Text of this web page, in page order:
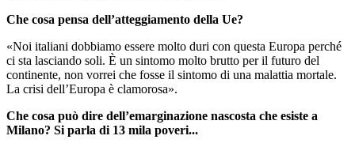
Che cosa pensa dell’atteggiamento della Ue?
«Noi italiani dobbiamo essere molto duri con questa Europa perché
ci sta lasciando soli. È un sintomo molto brutto per il futuro del
continente, non vorrei che fosse il sintomo di una malattia mortale.
La crisi dell’Europa è clamorosa».
Che cosa può dire dell’emarginazione nascosta che esiste a
Milano? Si parla di 13 mila poveri...